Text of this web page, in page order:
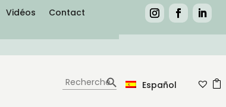
Vidéos
Contact
Español
Search
for: